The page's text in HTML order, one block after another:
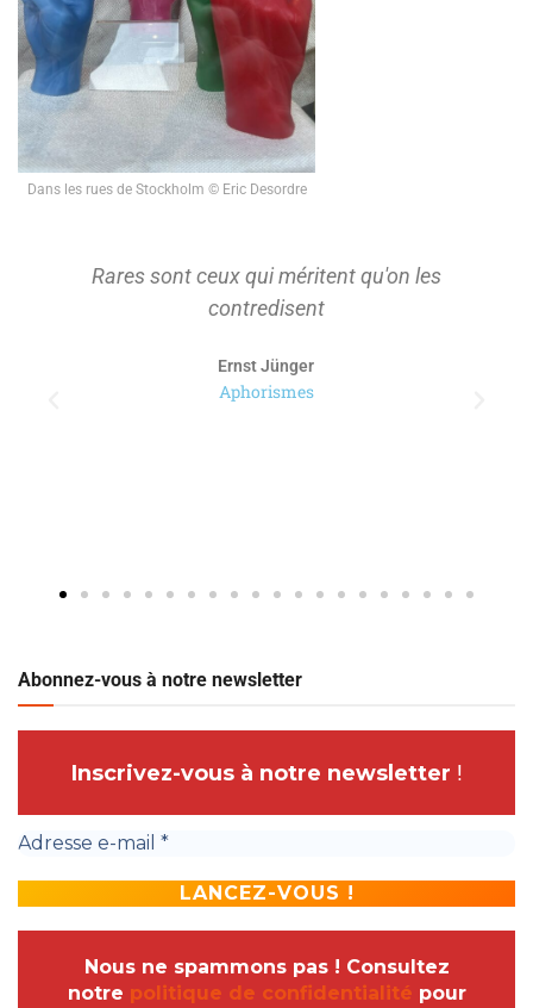
Dans les rues de Stockholm © Eric Desordre
Rares sont ceux qui méritent qu'on les
contredisent
Ernst Jünger
Aphorismes
Abonnez-vous à notre newsletter
Inscrivez-vous à notre newsletter !
Nous ne spammons pas ! Consultez
notre politique de confidentialité pour